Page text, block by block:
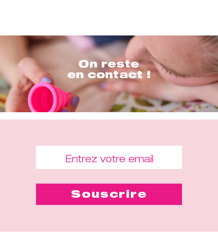
On reste
en contact !